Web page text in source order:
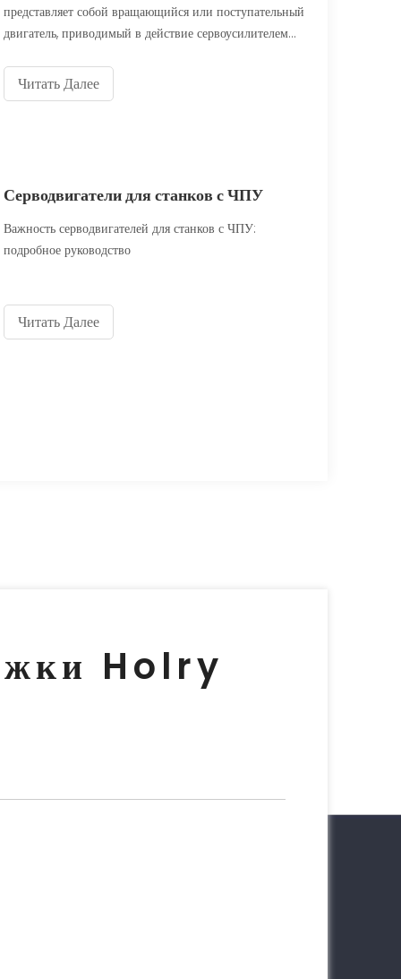
представляет собой вращающийся или поступательный
двигатель, приводимый в действие сервоусилителем
механической системе, такой как привод или
тормоз.Серводвигатели позволяют точно
Читать Далее
Серводвигатели для станков с ЧПУ
Важность серводвигателей для станков с ЧПУ:
подробное руководство
Читать Далее
Holry